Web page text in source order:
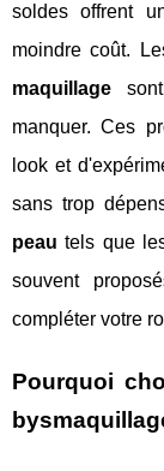
soldes offrent
moindre coût.
maquillage
manquer. Ces
look et
sans trop
peau tels que
souvent
compléter votre
Pourquoi